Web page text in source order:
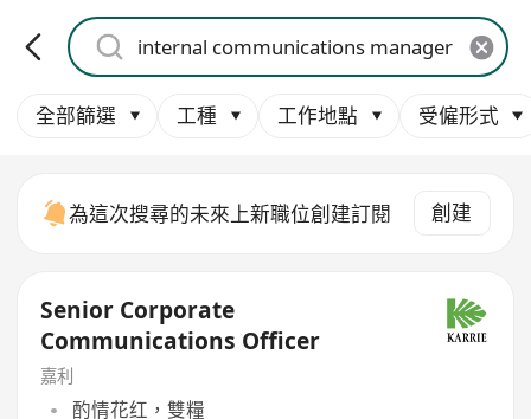
全部篩選 工種 工作地點 受僱形式
為這次搜尋的未來上新職位創建訂閱 創建
Senior Corporate
Communications Officer
嘉利
酌情花红，雙糧